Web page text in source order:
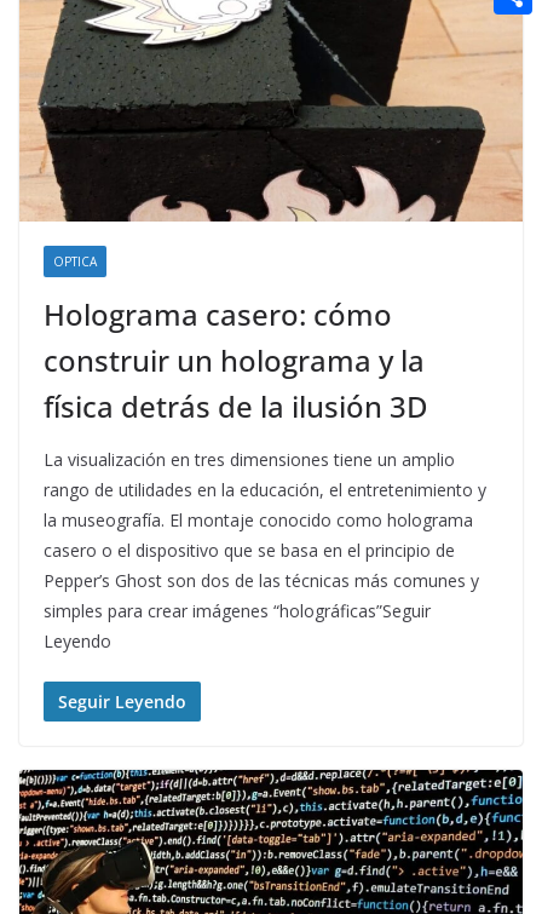
OPTICA
Holograma casero: cómo
construir un holograma y la
física detrás de la ilusión 3D
La visualización en tres dimensiones tiene un amplio
rango de utilidades en la educación, el entretenimiento y
la museografía. El montaje conocido como holograma
casero o el dispositivo que se basa en el principio de
Pepper’s Ghost son dos de las técnicas más comunes y
simples para crear imágenes “holográficas”Seguir
Leyendo
Seguir Leyendo
n
e
r
s
t
a
id
i
o
p
a
r